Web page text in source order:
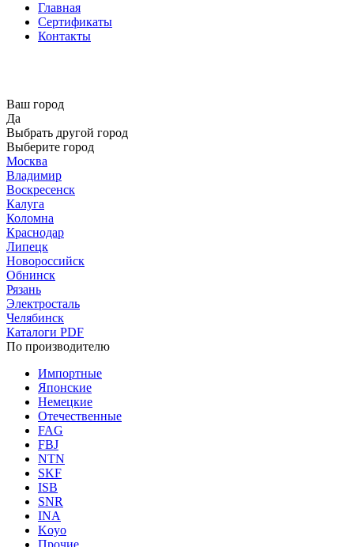
Главная
Сертификаты
Контакты
Ваш город
Да
Выбрать другой город
Выберите город
Москва
Владимир
Воскресенск
Калуга
Коломна
Краснодар
Липецк
Новороссийск
Обнинск
Рязань
Электросталь
Челябинск
Каталоги PDF
По производителю
Импортные
Японские
Немецкие
Отечественные
FAG
FBJ
NTN
SKF
ISB
SNR
INA
Koyo
Прочие